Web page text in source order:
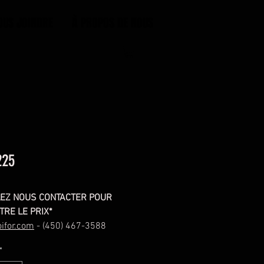
NOUS CONTACTER POUR
LE PRIX*
- (450) 467-3588
2.25'' Square, Medium
*